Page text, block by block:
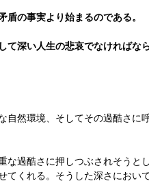
盾の事実より始まるのである。
て深い人生の悲哀でなければな
自然環境、そしてその過酷さに
な過酷さに押しつぶされそうと
てくれる。そうした深さにおい